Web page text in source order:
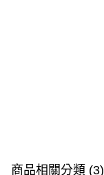
商品相關分類 (3)